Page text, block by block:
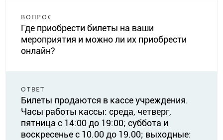
ВОПРОС
Где приобрести билеты на ваши
мероприятия и можно ли их приобрести
онлайн?
ОТВЕТ
Билеты продаются в кассе учреждения.
Часы работы кассы: среда, четверг,
пятница с 14:00 до 19:00; суббота и
воскресенье с 10.00 до 19.00; выходные: